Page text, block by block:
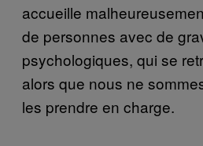
accueille
de personnes avec de
psychologiques, qui se
alors que nous ne
les prendre en charge.